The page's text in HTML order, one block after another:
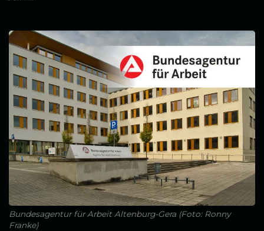
Bundesagentur für Arbeit Altenburg-Gera (Foto: Ronny
Franke)